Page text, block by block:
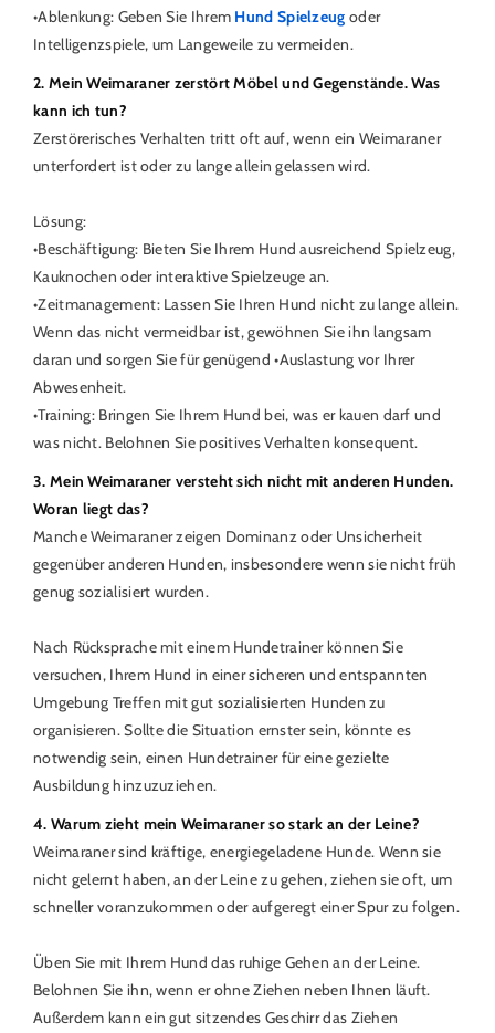
•Ablenkung: Geben Sie Ihrem Hund Spielzeug oder
Intelligenzspiele, um Langeweile zu vermeiden.
2. Mein Weimaraner zerstört Möbel und Gegenstände. Was
kann ich tun?
Zerstörerisches Verhalten tritt oft auf, wenn ein Weimaraner
unterfordert ist oder zu lange allein gelassen wird.
Lösung:
•Beschäftigung: Bieten Sie Ihrem Hund ausreichend Spielzeug,
Kauknochen oder interaktive Spielzeuge an.
•Zeitmanagement: Lassen Sie Ihren Hund nicht zu lange allein.
Wenn das nicht vermeidbar ist, gewöhnen Sie ihn langsam
daran und sorgen Sie für genügend •Auslastung vor Ihrer
Abwesenheit.
•Training: Bringen Sie Ihrem Hund bei, was er kauen darf und
was nicht. Belohnen Sie positives Verhalten konsequent.
3. Mein Weimaraner versteht sich nicht mit anderen Hunden.
Woran liegt das?
Manche Weimaraner zeigen Dominanz oder Unsicherheit
gegenüber anderen Hunden, insbesondere wenn sie nicht früh
genug sozialisiert wurden.
Nach Rücksprache mit einem Hundetrainer können Sie
versuchen, Ihrem Hund in einer sicheren und entspannten
Umgebung Treffen mit gut sozialisierten Hunden zu
organisieren. Sollte die Situation ernster sein, könnte es
notwendig sein, einen Hundetrainer für eine gezielte
Ausbildung hinzuzuziehen.
4. Warum zieht mein Weimaraner so stark an der Leine?
Weimaraner sind kräftige, energiegeladene Hunde. Wenn sie
nicht gelernt haben, an der Leine zu gehen, ziehen sie oft, um
schneller voranzukommen oder aufgeregt einer Spur zu folgen.
Üben Sie mit Ihrem Hund das ruhige Gehen an der Leine.
Belohnen Sie ihn, wenn er ohne Ziehen neben Ihnen läuft.
Außerdem kann ein gut sitzendes Geschirr das Ziehen